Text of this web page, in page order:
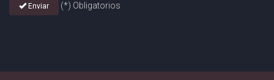
Enviar (*) Obligatorios